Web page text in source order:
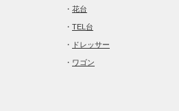
・ 花台
・ TEL台
・ ドレッサー
・ ワゴン